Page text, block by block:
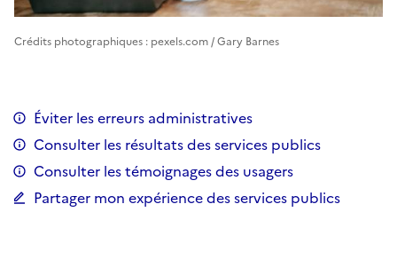
Crédits photographiques : pexels.com / Gary Barnes
Éviter les erreurs administratives
Consulter les résultats des services publics
Consulter les témoignages des usagers
Partager mon expérience des services publics